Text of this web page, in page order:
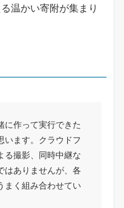
温かい寄附が集まり
に作って実行できた
います。クラウドフ
る撮影、同時中継な
はありませんが、各
まく組み合わせてい